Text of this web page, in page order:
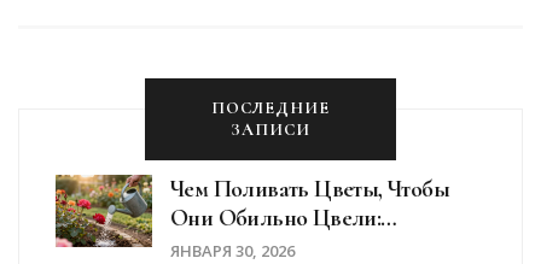
ПОСЛЕДНИЕ
ЗАПИСИ
Чем Поливать Цветы, Чтобы
Они Обильно Цвели:
Проверенные Способы И
ЯНВАРЯ 30, 2026